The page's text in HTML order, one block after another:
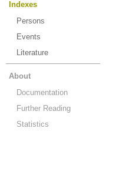
Indexes
Persons
Events
Literature
About
Documentation
Further Reading
Statistics